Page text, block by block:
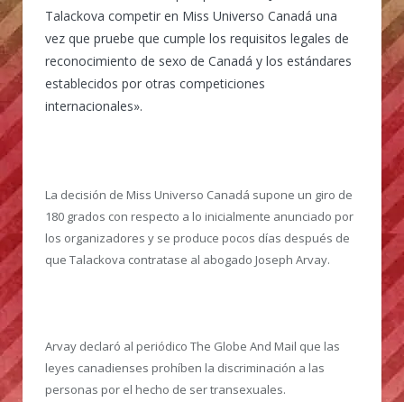
Talackova competir en Miss Universo Canadá una
vez que pruebe que cumple los requisitos legales de
reconocimiento de sexo de Canadá y los estándares
establecidos por otras competiciones
internacionales».
La decisión de Miss Universo Canadá supone un giro de
180 grados con respecto a lo inicialmente anunciado por
los organizadores y se produce pocos días después de
que Talackova contratase al abogado Joseph Arvay.
Arvay declaró al periódico The Globe And Mail que las
leyes canadienses prohíben la discriminación a las
personas por el hecho de ser transexuales.